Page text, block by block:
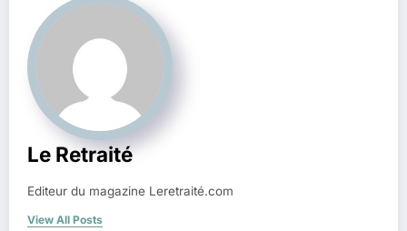
Le Retraité
Editeur du magazine Leretraité.com
View All Posts